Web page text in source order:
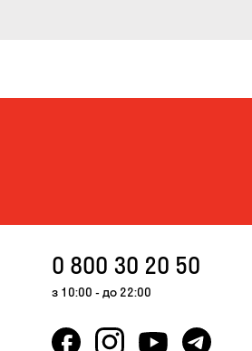
0 800 30 20 50
з 10:00 - до 22:00